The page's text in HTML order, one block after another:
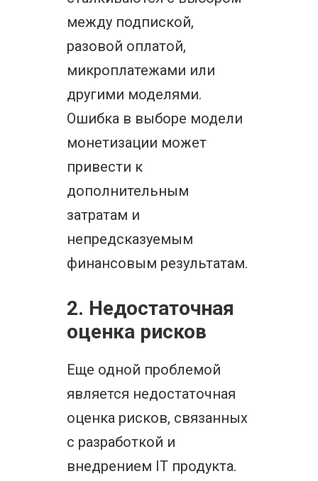
между подпиской,
разовой оплатой,
микроплатежами или
другими моделями.
Ошибка в выборе модели
монетизации может
привести к
дополнительным
затратам и
непредсказуемым
финансовым результатам.
2. Недостаточная
оценка рисков
Еще одной проблемой
является недостаточная
оценка рисков, связанных
с разработкой и
внедрением IT продукта.